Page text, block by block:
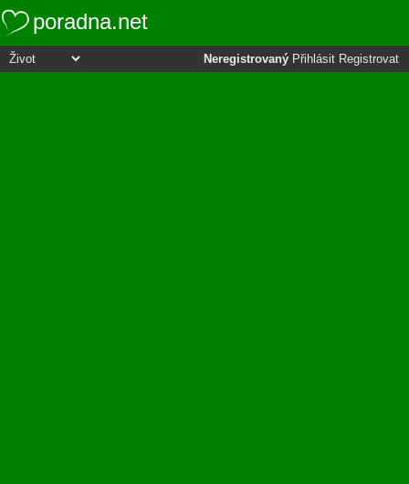
poradna.net
Neregistrovaný Přihlásit Registrovat